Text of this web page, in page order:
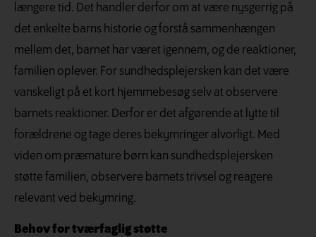
længere tid. Det handler derfor om at være nysgerrig på
det enkelte barns historie og forstå sammenhængen
mellem det, barnet har været igennem, og de reaktioner,
familien oplever. For sundhedsplejersken kan det være
vanskeligt på et kort hjemmebesøg selv at observere
barnets reaktioner. Derfor er det afgørende at lytte til
forældrene og tage deres bekymringer alvorligt. Med
viden om præmature børn kan sundhedsplejersken
støtte familien, observere barnets trivsel og reagere
relevant ved bekymring.
Behov for tværfaglig støtte